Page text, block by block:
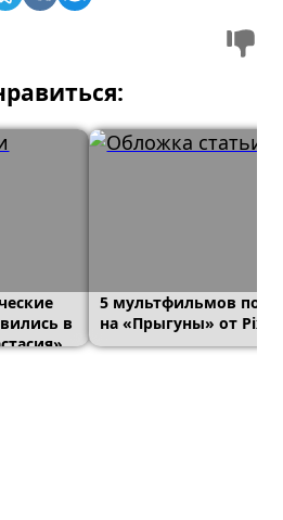
в
5 мультфильмов
на «Прыгуны» от Pixar